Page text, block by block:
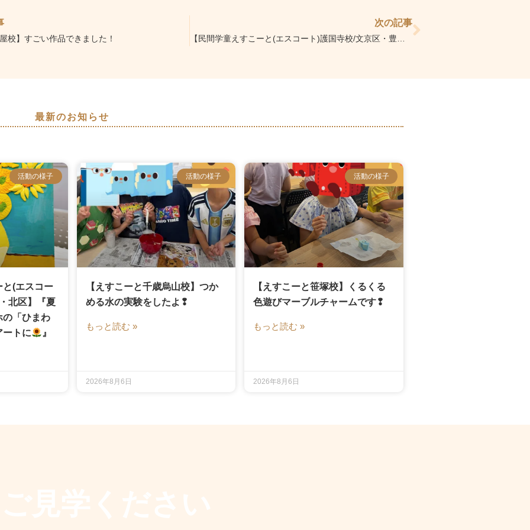
校】すごい作品できました！
次の記事
最新のお知らせ
活動の様子
と(エスコー
北区】『夏
の「ひまわ
ートに
』
活動の様子
【えすこーと千歳烏山校】つか
める水の実験をしたよ❢
もっと読む »
2026年8月6日
活動の様子
【えすこーと笹塚校】くるくる
色遊びマーブルチャームです❢
もっと読む »
2026年8月6日